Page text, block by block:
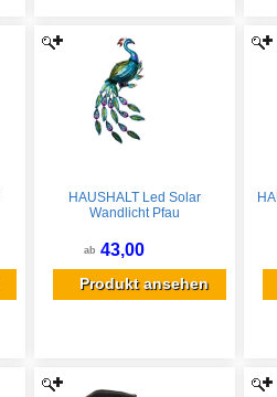
HAUSHALT Led Solar
Wandlicht Pfau
ab 43,00
Produkt ansehen